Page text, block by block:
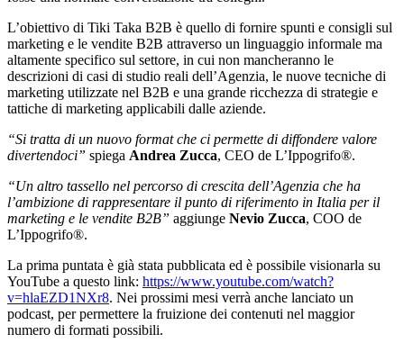
L’obiettivo di Tiki Taka B2B è quello di fornire spunti e consigli sul
marketing e le vendite B2B attraverso un linguaggio informale ma
altamente specifico sul settore, in cui non mancheranno le
descrizioni di casi di studio reali dell’Agenzia, le nuove tecniche di
marketing utilizzate nel B2B e una grande ricchezza di strategie e
tattiche di marketing applicabili dalle aziende.
“Si tratta di un nuovo format che ci permette di diffondere valore
divertendoci” spiega Andrea Zucca, CEO de L’Ippogrifo®.
“Un altro tassello nel percorso di crescita dell’Agenzia che ha
l’ambizione di rappresentare il punto di riferimento in Italia per il
marketing e le vendite B2B” aggiunge Nevio Zucca, COO de
L’Ippogrifo®.
La prima puntata è già stata pubblicata ed è possibile visionarla su
YouTube a questo link: https://www.youtube.com/watch?
v=hlaEZD1NXr8. Nei prossimi mesi verrà anche lanciato un
podcast, per permettere la fruizione dei contenuti nel maggior
numero di formati possibili.